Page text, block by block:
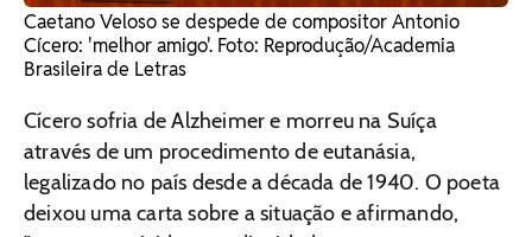
Caetano Veloso se despede de compositor Antonio
Cícero: 'melhor amigo'. Foto: Reprodução/Academia
Brasileira de Letras
Cícero sofria de Alzheimer e morreu na Suíça
através de um procedimento de eutanásia,
legalizado no país desde a década de 1940. O poeta
deixou uma carta sobre a situação e afirmando,